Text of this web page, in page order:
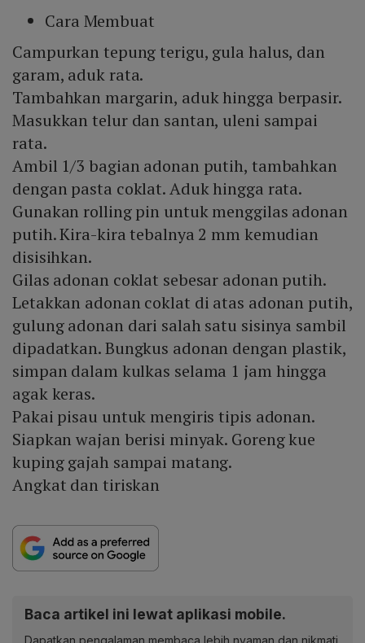
Cara Membuat
Campurkan tepung terigu, gula halus, dan
garam, aduk rata.
Tambahkan margarin, aduk hingga berpasir.
Masukkan telur dan santan, uleni sampai
rata.
Ambil 1/3 bagian adonan putih, tambahkan
dengan pasta coklat. Aduk hingga rata.
Gunakan rolling pin untuk menggilas adonan
putih. Kira-kira tebalnya 2 mm kemudian
disisihkan.
Gilas adonan coklat sebesar adonan putih.
Letakkan adonan coklat di atas adonan putih,
gulung adonan dari salah satu sisinya sambil
dipadatkan. Bungkus adonan dengan plastik,
simpan dalam kulkas selama 1 jam hingga
agak keras.
Pakai pisau untuk mengiris tipis adonan.
Siapkan wajan berisi minyak. Goreng kue
kuping gajah sampai matang.
Angkat dan tiriskan
Baca artikel ini lewat aplikasi mobile.
Dapatkan pengalaman membaca lebih nyaman dan nikmati